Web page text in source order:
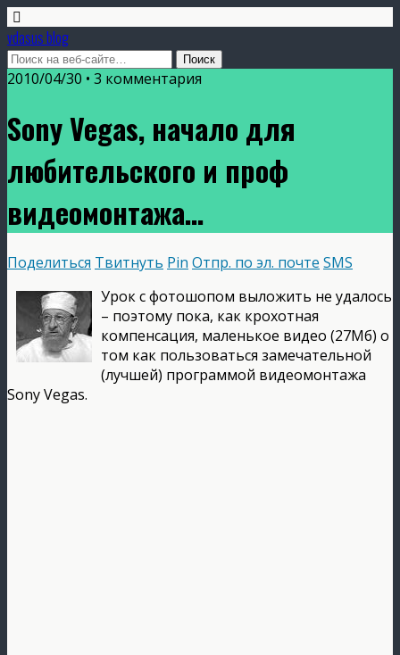
vdasus blog
2010/04/30 • 3 комментария
Sony Vegas, начало для
любительского и проф
видеомонтажа…
Поделиться Твитнуть Pin Отпр. по эл. почте SMS
Урок с фотошопом выложить не удалось
– поэтому пока, как крохотная
компенсация, маленькое видео (27Мб) о
том как пользоваться замечательной
(лучшей) программой видеомонтажа
Sony Vegas.